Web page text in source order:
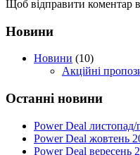
Щоб відправити коментар
Новини
Новини (10)
Акційні
Останні новини
Power Deal листопад/
Power Deal жовтень
Power Deal вересень